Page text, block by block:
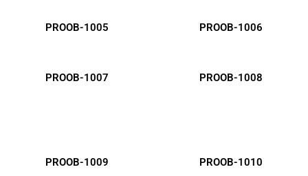
PROOB-1005 PROOB-1006
PROOB-1007 PROOB-1008
PROOB-1009 PROOB-1010